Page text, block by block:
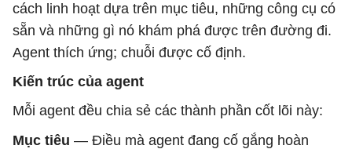
cách linh hoạt dựa trên mục tiêu, những công cụ có
sẵn và những gì nó khám phá được trên đường đi.
Agent thích ứng; chuỗi được cố định.
Kiến trúc của agent
Mỗi agent đều chia sẻ các thành phần cốt lõi này:
Mục tiêu — Điều mà agent đang cố gắng hoàn